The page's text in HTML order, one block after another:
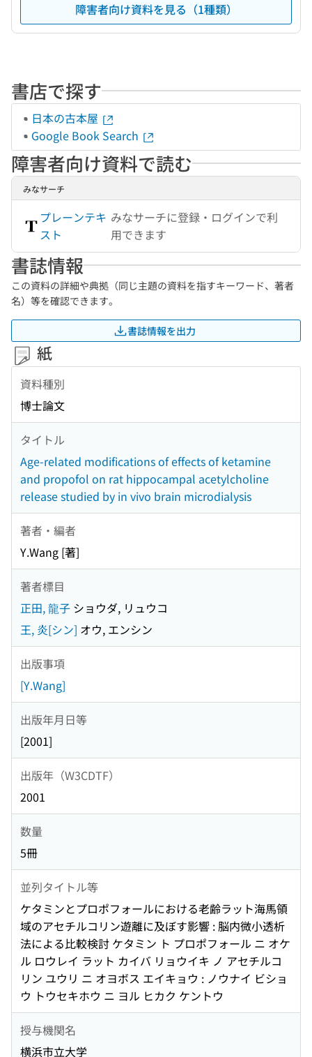
障害者向け資料を見る（1種類）
書店で探す
日本の古本屋
Google Book Search
障害者向け資料で読む
みなサーチ
プレーンテキ
スト
みなサーチに登録・ログインで利
用できます
書誌情報
この資料の詳細や典拠（同じ主題の資料を指すキーワード、著者
名）等を確認できます。
書誌情報を出力
紙
資料種別
博士論文
タイトル
Age-related modifications of effects of ketamine
and propofol on rat hippocampal acetylcholine
release studied by in vivo brain microdialysis
著者・編者
Y.Wang [著]
著者標目
正田, 龍子 ショウダ, リュウコ
王, 炎[シン] オウ, エンシン
出版事項
[Y.Wang]
出版年月日等
[2001]
出版年（W3CDTF）
2001
数量
5冊
並列タイトル等
ケタミンとプロポフォールにおける老齢ラット海馬領
域のアセチルコリン遊離に及ぼす影響 : 脳内微小透析
法による比較検討 ケタミン ト プロポフォール ニ オケ
ル ロウレイ ラット カイバ リョウイキ ノ アセチルコ
リン ユウリ ニ オヨボス エイキョウ : ノウナイ ビショ
ウ トウセキホウ ニ ヨル ヒカク ケントウ
授与機関名
横浜市立大学